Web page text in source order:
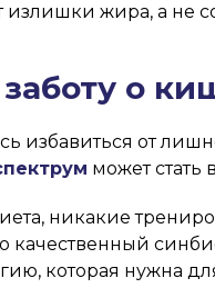
излишки жира, а не
о
избавиться от
может
никакие
качественный
которая нужна